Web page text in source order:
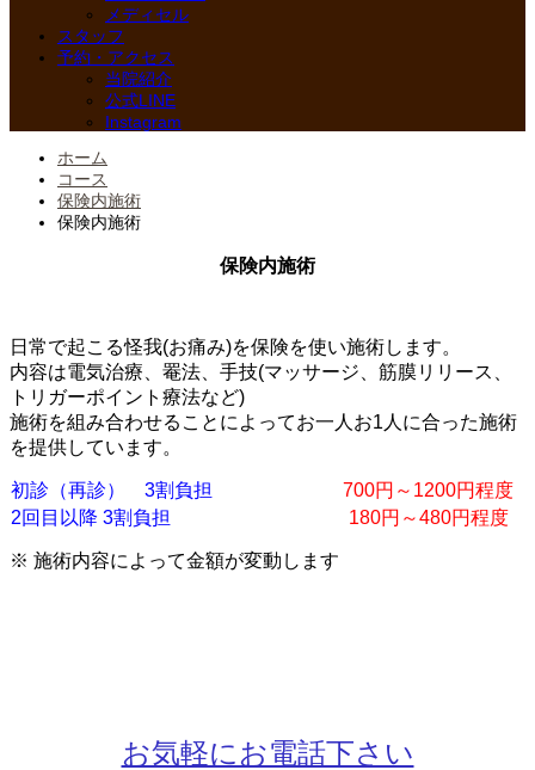
メディセル
スタッフ
予約・アクセス
当院紹介
公式LINE
Instagram
ホーム
コース
保険内施術
保険内施術
保険内施術
日常で起こる怪我(お痛み)を保険を使い施術します。
内容は電気治療、罨法、手技(マッサージ、筋膜リリース、
トリガーポイント療法など)
施術を組み合わせることによってお一人お1人に合った施術
を提供しています。
初診（再診） 3割負担
700円～1200円程度
2回目以降 3割負担
180円～480円程度
※ 施術内容によって金額が変動します
お気軽にお電話下さい